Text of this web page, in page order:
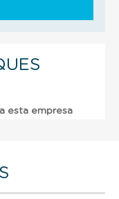
esta empresa